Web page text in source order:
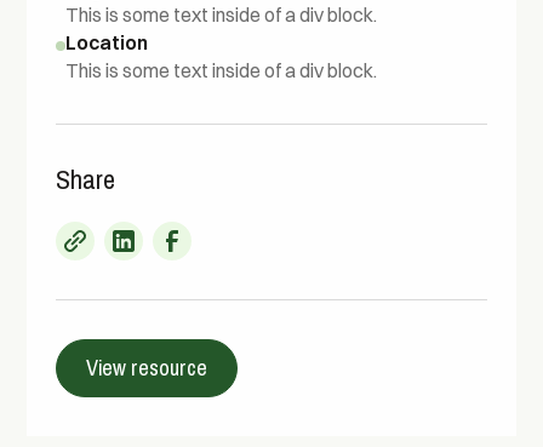
This is some text inside of a div block.
Location
This is some text inside of a div block.
Share
View resource